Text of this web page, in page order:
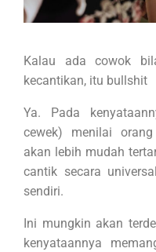
Kalau ada cowok
kecantikan, itu bullshit
Ya. Pada
cewek) menilai
akan lebih mudah
cantik secara
sendiri.
Ini mungkin akan
kenyataannya